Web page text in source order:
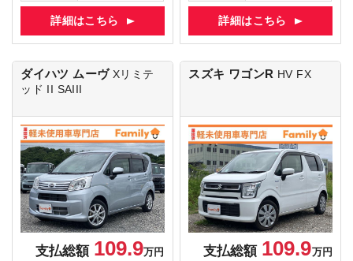
詳細はこちら 詳細はこちら
ダイハツ ムーヴ Xリミテ
ッド II SAIII
支払総額 109.9万円
スズキ ワゴンR HV FX
支払総額 109.9万円